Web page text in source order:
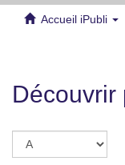
navigation
Accueil iPubli
Découvrir